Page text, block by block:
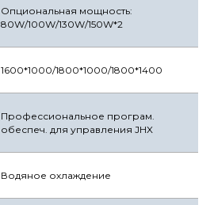
Опциональная мощность:
80W/100W/130W/150W*2
1600*1000/1800*1000/1800*1400
Профессиональное програм.
обеспеч. для управления JHX
Водяное охлаждение